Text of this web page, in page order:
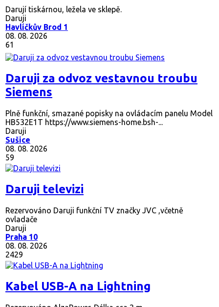
Darují tiskárnou, ležela ve sklepě.
Daruji
Havlíčkův Brod 1
08. 08. 2026
61
Daruji za odvoz vestavnou troubu
Siemens
Plně funkční, smazané popisky na ovládacím panelu Model
HB532E1T https://www.siemens-home.bsh-...
Daruji
Sušice
08. 08. 2026
59
Daruji televizi
Rezervováno Daruji funkční TV značky JVC ,včetně
ovladače
Daruji
Praha 10
08. 08. 2026
2429
Kabel USB-A na Lightning